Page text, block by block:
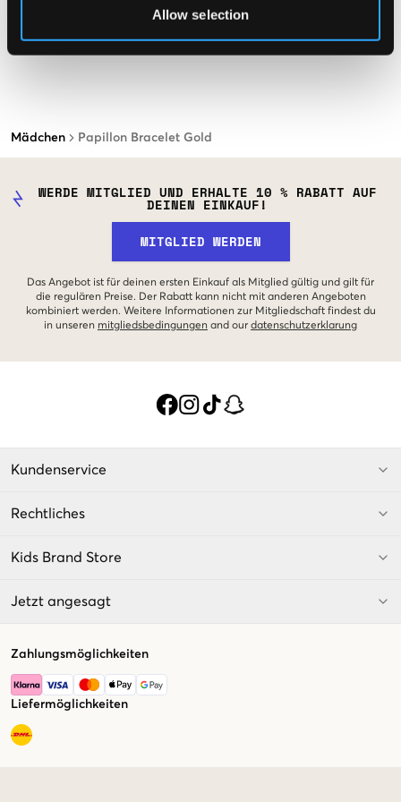
Allow selection
Mädchen Papillon Bracelet Gold
WERDE MITGLIED UND ERHALTE 10 % RABATT AUF
DEINEN EINKAUF!
MITGLIED WERDEN
Das Angebot ist für deinen ersten Einkauf als Mitglied gültig und gilt für
die regulären Preise. Der Rabatt kann nicht mit anderen Angeboten
kombiniert werden. Weitere Informationen zur Mitgliedschaft findest du
in unseren mitgliedsbedingungen and our datenschutzerklarung
Kundenservice
Rechtliches
Kids Brand Store
Jetzt angesagt
Zahlungsmöglichkeiten
Liefermöglichkeiten